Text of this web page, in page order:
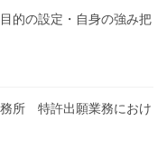
の設定・自身の強み把
所 特許出願業務におけ